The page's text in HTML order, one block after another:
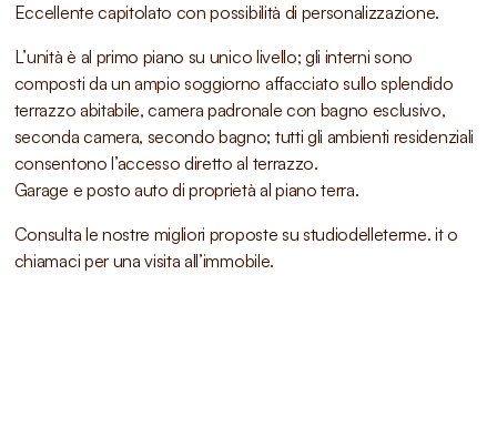
Eccellente capitolato con possibilità di personalizzazione.
L’unità è al primo piano su unico livello; gli interni sono
composti da un ampio soggiorno affacciato sullo splendido
terrazzo abitabile, camera padronale con bagno esclusivo,
seconda camera, secondo bagno; tutti gli ambienti residenziali
consentono l’accesso diretto al terrazzo.
Garage e posto auto di proprietà al piano terra.
Consulta le nostre migliori proposte su studiodelleterme. it o
chiamaci per una visita all’immobile.